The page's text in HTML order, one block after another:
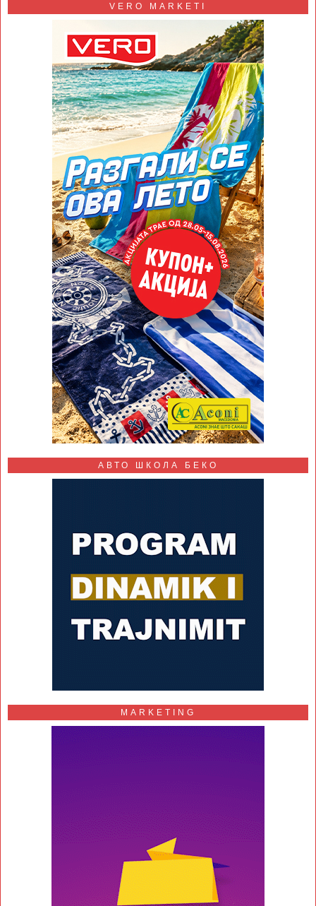
VERO MARKETI
АВТО ШКОЛА БЕКО
MARKETING